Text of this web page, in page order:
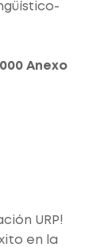
Anexo
URP!
en la